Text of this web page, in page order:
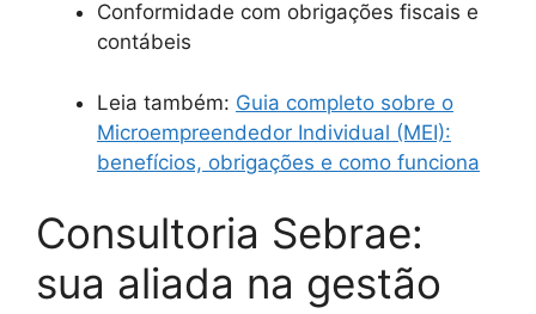
Conformidade com obrigações fiscais e
contábeis
Leia também: Guia completo sobre o
Microempreendedor Individual (MEI):
benefícios, obrigações e como funciona
Consultoria Sebrae:
sua aliada na gestão